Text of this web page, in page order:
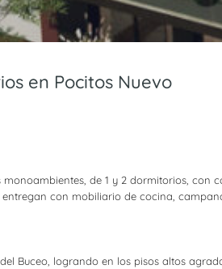
en Pocitos Nuevo
de 1 y 2 dormitorios, con
entregan con mobiliario de cocina,
Buceo, logrando en los pisos altos